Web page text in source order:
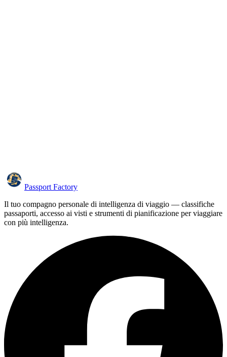
Passport Factory
Il tuo compagno personale di intelligenza di viaggio — classifiche
passaporti, accesso ai visti e strumenti di pianificazione per viaggiare
con più intelligenza.